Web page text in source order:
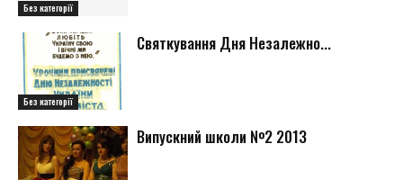
Без категорії
Без категорії
Святкування Дня Незалежно...
Випускний школи №2 2013